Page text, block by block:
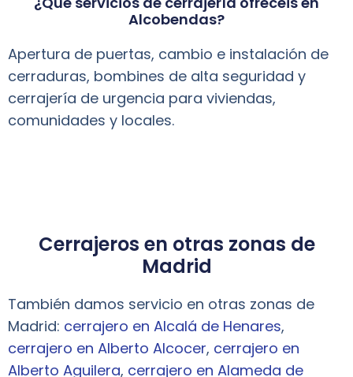
Alcobendas?
Apertura de puertas, cambio e instalación de
cerraduras, bombines de alta seguridad y
cerrajería de urgencia para viviendas,
comunidades y locales.
Cerrajeros en otras zonas de
Madrid
También damos servicio en otras zonas de
Madrid: cerrajero en Alcalá de Henares,
cerrajero en Alberto Alcocer, cerrajero en
Alberto Aguilera, cerrajero en Alameda de